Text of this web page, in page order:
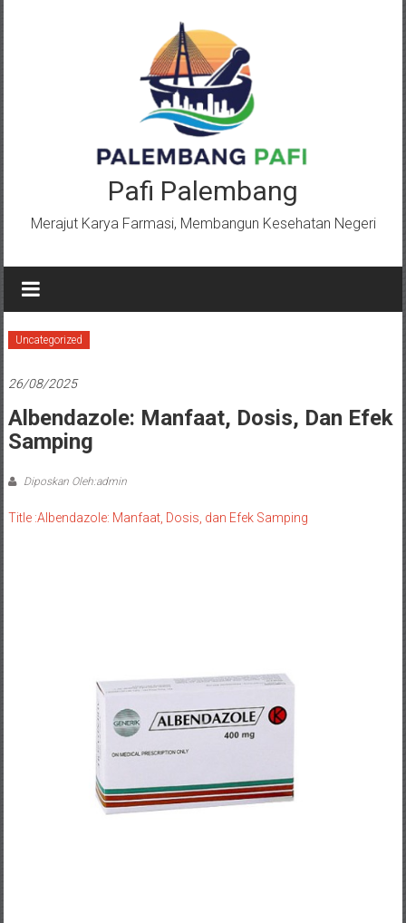
Pafi Palembang
Merajut Karya Farmasi, Membangun Kesehatan Negeri
Uncategorized
26/08/2025
Albendazole: Manfaat, Dosis, Dan Efek
Samping
Diposkan Oleh:admin
Title :Albendazole: Manfaat, Dosis, dan Efek Samping